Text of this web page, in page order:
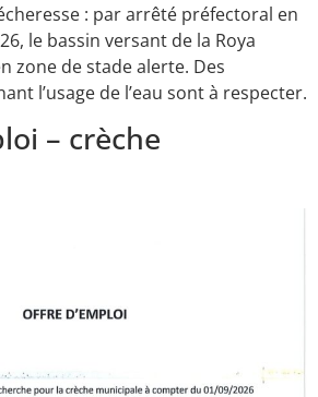
: par arrêté préfectoral en
le bassin versant de la Roya
zone de stade alerte. Des
l’usage de l’eau sont à respecter.
– crèche